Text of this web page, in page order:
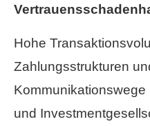
Hohe
Zahlungsstrukturen
und